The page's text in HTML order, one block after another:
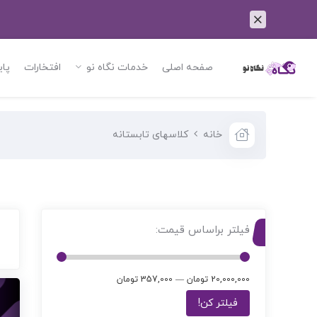
صفحه اصلی خدمات نگاه نو افتخارات
خانه کلاسهای تابستانه
فیلتر براساس قیمت:
20,000,000 تومان — 357,000 تومان
فیلتر کن!